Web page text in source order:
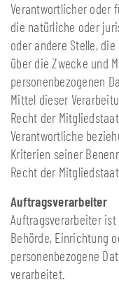
Verantwortlicher oder
die natürliche oder
oder andere Stelle,
über die Zwecke und
personenbezogenen
Mittel dieser
Recht der
Verantwortliche
Kriterien seiner
Recht der
Auftragsverarbeiter
Auftragsverarbeiter
Behörde, Einrichtung
personenbezogene
verarbeitet.